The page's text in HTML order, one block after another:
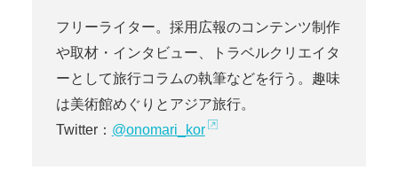
フリーライター。採用広報のコンテンツ制作
や取材・インタビュー、トラベルクリエイタ
ーとして旅行コラムの執筆などを行う。趣味
は美術館めぐりとアジア旅行。
Twitter： @onomari_kor